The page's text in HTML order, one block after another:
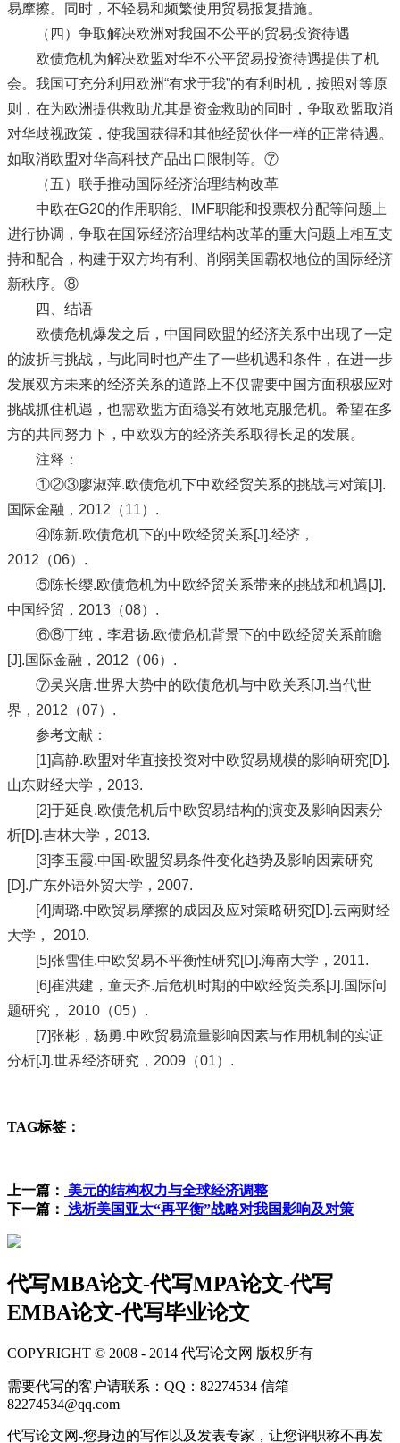
易摩擦。同时，不轻易和频繁使用贸易报复措施。
（四）争取解决欧洲对我国不公平的贸易投资待遇
欧债危机为解决欧盟对华不公平贸易投资待遇提供了机
会。我国可充分利用欧洲“有求于我”的有利时机，按照对等原
则，在为欧洲提供救助尤其是资金救助的同时，争取欧盟取消
对华歧视政策，使我国获得和其他经贸伙伴一样的正常待遇。
如取消欧盟对华高科技产品出口限制等。⑦
（五）联手推动国际经济治理结构改革
中欧在G20的作用职能、IMF职能和投票权分配等问题上
进行协调，争取在国际经济治理结构改革的重大问题上相互支
持和配合，构建于双方均有利、削弱美国霸权地位的国际经济
新秩序。⑧
四、结语
欧债危机爆发之后，中国同欧盟的经济关系中出现了一定
的波折与挑战，与此同时也产生了一些机遇和条件，在进一步
发展双方未来的经济关系的道路上不仅需要中国方面积极应对
挑战抓住机遇，也需欧盟方面稳妥有效地克服危机。希望在多
方的共同努力下，中欧双方的经济关系取得长足的发展。
注释：
①②③廖淑萍.欧债危机下中欧经贸关系的挑战与对策[J].
国际金融，2012（11）.
④陈新.欧债危机下的中欧经贸关系[J].经济，
2012（06）.
⑤陈长缨.欧债危机为中欧经贸关系带来的挑战和机遇[J].
中国经贸，2013（08）.
⑥⑧丁纯，李君扬.欧债危机背景下的中欧经贸关系前瞻
[J].国际金融，2012（06）.
⑦吴兴唐.世界大势中的欧债危机与中欧关系[J].当代世
界，2012（07）.
参考文献：
[1]高静.欧盟对华直接投资对中欧贸易规模的影响研究[D].
山东财经大学，2013.
[2]于延良.欧债危机后中欧贸易结构的演变及影响因素分
析[D].吉林大学，2013.
[3]李玉霞.中国-欧盟贸易条件变化趋势及影响因素研究
[D].广东外语外贸大学，2007.
[4]周璐.中欧贸易摩擦的成因及应对策略研究[D].云南财经
大学， 2010.
[5]张雪佳.中欧贸易不平衡性研究[D].海南大学，2011.
[6]崔洪建，童天齐.后危机时期的中欧经贸关系[J].国际问
题研究， 2010（05）.
[7]张彬，杨勇.中欧贸易流量影响因素与作用机制的实证
分析[J].世界经济研究，2009（01）.
TAG标签：
上一篇：
美元的结构权力与全球经济调整
下一篇： 浅析美国亚太“再平衡”战略对我国影响及对策
代写MBA论文-代写MPA论文-代写
EMBA论文-代写毕业论文
COPYRIGHT © 2008 - 2014 代写论文网 版权所有
需要代写的客户请联系：QQ：82274534 信箱
82274534@qq.com
代写论文网-您身边的写作以及发表专家，让您评职称不再发